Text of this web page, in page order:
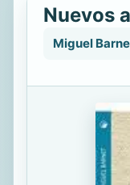
Nuevos
Miguel